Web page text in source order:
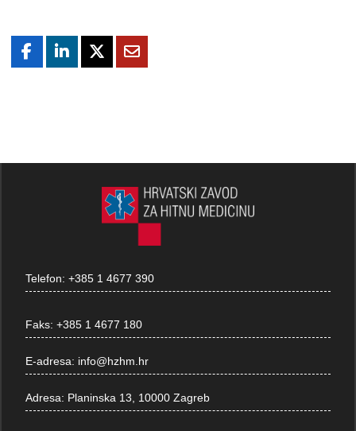
Telefon:+385 1 4677 390
Faks:+385 1 4677 180
E-adresa: info@hzhm.hr
Adresa: Planinska 13, 10000 Zagreb